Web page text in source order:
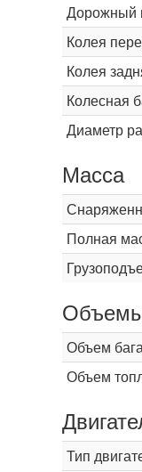
Дорожный
Колея
Колея
Колесная
Диаметр
Масса
Полная
Объем
Объем
Тип